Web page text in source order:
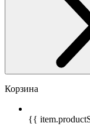
Корзина
{{